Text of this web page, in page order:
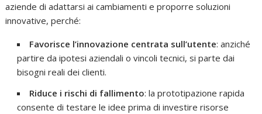
aziende di adattarsi ai cambiamenti e proporre soluzioni
innovative, perché:
Favorisce l’innovazione centrata sull’utente: anziché
partire da ipotesi aziendali o vincoli tecnici, si parte dai
bisogni reali dei clienti.
Riduce i rischi di fallimento: la prototipazione rapida
consente di testare le idee prima di investire risorse